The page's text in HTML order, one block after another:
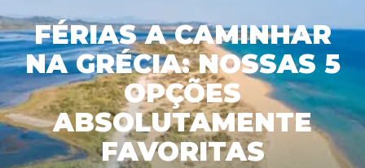
FÉRIAS A CAMINHAR
NA GRÉCIA: NOSSAS 5
OPÇÕES
ABSOLUTAMENTE
FAVORITAS